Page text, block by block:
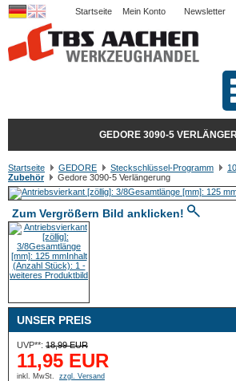
Startseite Mein Konto Newsletter
GEDORE 3090-5
Startseite GEDORE Steckschlüssel-Programm
Zubehör
Gedore 3090-5 Verlängerung
Zum Vergrößern Bild anklicken!
UNSER PREIS
UVP**: 18,99 EUR
11,95 EUR
inkl. MwSt. zzgl. Versand